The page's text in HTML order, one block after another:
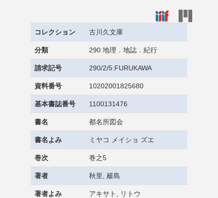
コレクション 古川久文庫
分類 290 地理．地誌．紀行
請求記号 290/2/5:FURUKAWA
資料番号 10202001825680
基本書誌番号 1100131476
書名 都名所図会
書名よみ ミヤコ メイショ ズエ
巻次 巻之5
著者 秋里, 籬島
著者よみ アキサト, リトウ